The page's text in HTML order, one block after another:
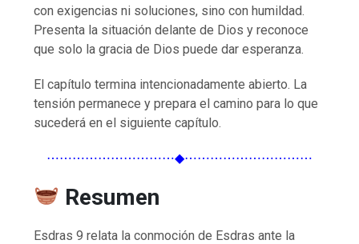
con exigencias ni soluciones, sino con humildad.
Presenta la situación delante de Dios y reconoce
que solo la gracia de Dios puede dar esperanza.
El capítulo termina intencionadamente abierto. La
tensión permanece y prepara el camino para lo que
sucederá en el siguiente capítulo.
⋯⋯⋯⋯⋯⋯⋯⋯⋯⋯◆⋯⋯⋯⋯⋯⋯⋯⋯⋯⋯
Resumen
Esdras 9 relata la conmoción de Esdras ante la